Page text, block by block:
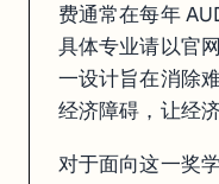
费通常在每年
具体专业请以官
一设计旨在消除
经济障碍，让经
对于面向这一奖